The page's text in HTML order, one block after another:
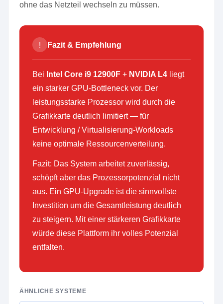
ohne das Netzteil wechseln zu müssen.
! Fazit & Empfehlung
Bei Intel Core i9 12900F + NVIDIA L4 liegt
ein starker GPU-Bottleneck vor. Der
leistungsstarke Prozessor wird durch die
Grafikkarte deutlich limitiert — für
Entwicklung / Virtualisierung-Workloads
keine optimale Ressourcenverteilung.
Fazit: Das System arbeitet zuverlässig,
schöpft aber das Prozessorpotenzial nicht
aus. Ein GPU-Upgrade ist die sinnvollste
Investition um die Gesamtleistung deutlich
zu steigern. Mit einer stärkeren Grafikkarte
würde diese Plattform ihr volles Potenzial
entfalten.
ÄHNLICHE SYSTEME